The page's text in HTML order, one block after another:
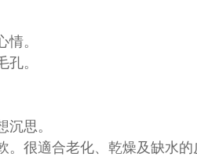
情。
。
沉思。
。很適合老化、乾燥及缺水